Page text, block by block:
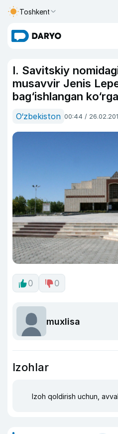
Toshkent
I. Savitskiy
musavvir Jenis
bag‘ishlangan
O‘zbekiston 00:44 /
0 0
muxlisa
Izohlar
Izoh qoldirish uchun, avval